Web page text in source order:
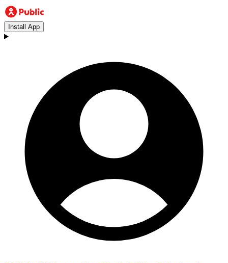
Install App